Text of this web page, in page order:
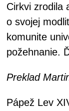
Cirkvi zrodila
o svojej
komunite
požehnanie.
Preklad
Pápež Lev